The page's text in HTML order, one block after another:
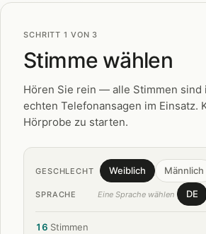
SCHRITT 1 VON 3
Stimme wählen
Hören Sie rein — alle Stimmen sind
echten Telefonansagen im Einsatz.
Hörprobe zu starten.
GESCHLECHT Weiblich Männlich
SPRACHE Eine Sprache wählen DE
16 Stimmen